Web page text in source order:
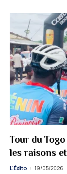
Tour du
les raisons
L'Édito 19/05/2026